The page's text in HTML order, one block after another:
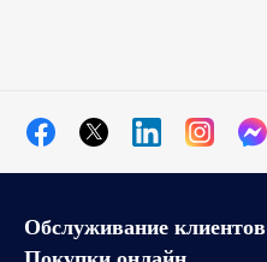
Обслуживание клиентов